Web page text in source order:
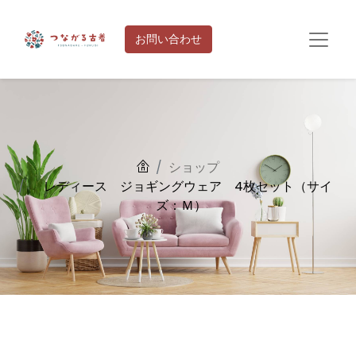
お問い合わせ
ショップ
レディース ジョギングウェア 4枚セット（サイ
ズ：Ｍ）